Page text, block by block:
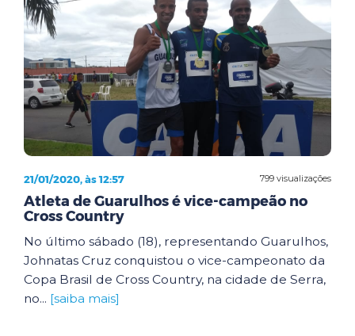
799 visualizações
21/01/2020, às 12:57
Atleta de Guarulhos é vice-campeão no
Cross Country
No último sábado (18), representando Guarulhos,
Johnatas Cruz conquistou o vice-campeonato da
Copa Brasil de Cross Country, na cidade de Serra,
no... [saiba mais]